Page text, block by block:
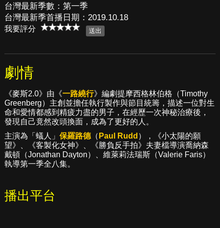
台灣最新季數：第一季
台灣最新季首播日期：2019.10.18
我要評分
劇情
《麥斯2.0》由《一路繞行》編劇提摩西格林伯格（Timothy
Greenberg）主創並擔任執行製作與節目統籌，描述一位對生
命和愛情都感到精疲力盡的男子，在經歷一次神秘治療後，
發現自己竟然改頭換面，成為了更好的人。
主演為「蟻人」 保羅路德（ Paul Rudd ），《小太陽的願
望》、《客製化女神》、《勝負反手拍》夫妻檔導演喬納森
戴頓（Jonathan Dayton）、維萊莉法瑞斯（Valerie Faris）
執導第一季全八集。
播出平台